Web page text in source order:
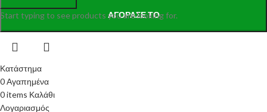
Start typing to see products you are looking for.
ΑΓΌΡΑΣΕ ΤΟ
Κατάστημα
0Αγαπημένα
0items Καλάθι
Λογαριασμός